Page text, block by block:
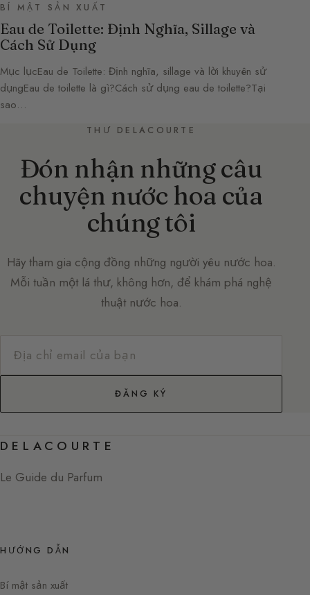
BÍ MẬT SẢN XUẤT
Eau de Toilette: Định Nghĩa, Sillage và
Cách Sử Dụng
Mục lụcEau de Toilette: Định nghĩa, sillage và lời khuyên sử
dụngEau de toilette là gì?Cách sử dụng eau de toilette?Tại
sao…
THƯ DELACOURTE
Đón nhận những câu
chuyện nước hoa của
chúng tôi
Hãy tham gia cộng đồng những người yêu nước hoa.
Mỗi tuần một lá thư, không hơn, để khám phá nghệ
thuật nước hoa.
ĐĂNG KÝ
DELACOURTE
Le Guide du Parfum
HƯỚNG DẪN
Bí mật sản xuất